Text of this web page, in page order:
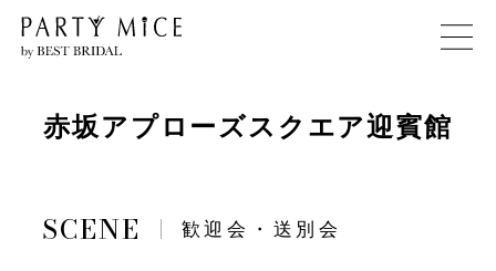
赤坂アプローズスクエア迎賓館
歓迎会・送別会